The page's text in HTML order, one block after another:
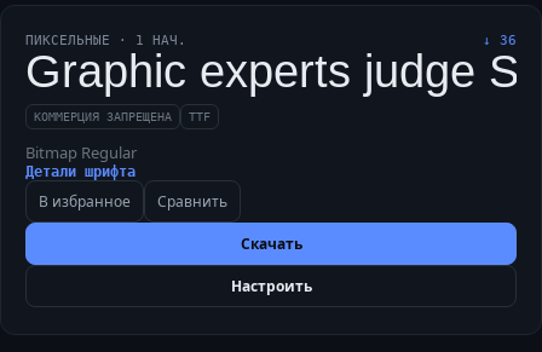
ПИКСЕЛЬНЫЕ · 1 НАЧ. ↓ 36
Graphic experts judge
КОММЕРЦИЯ ЗАПРЕЩЕНА TTF
Bitmap Regular
Детали шрифта
В избранное Сравнить
Скачать
Настроить